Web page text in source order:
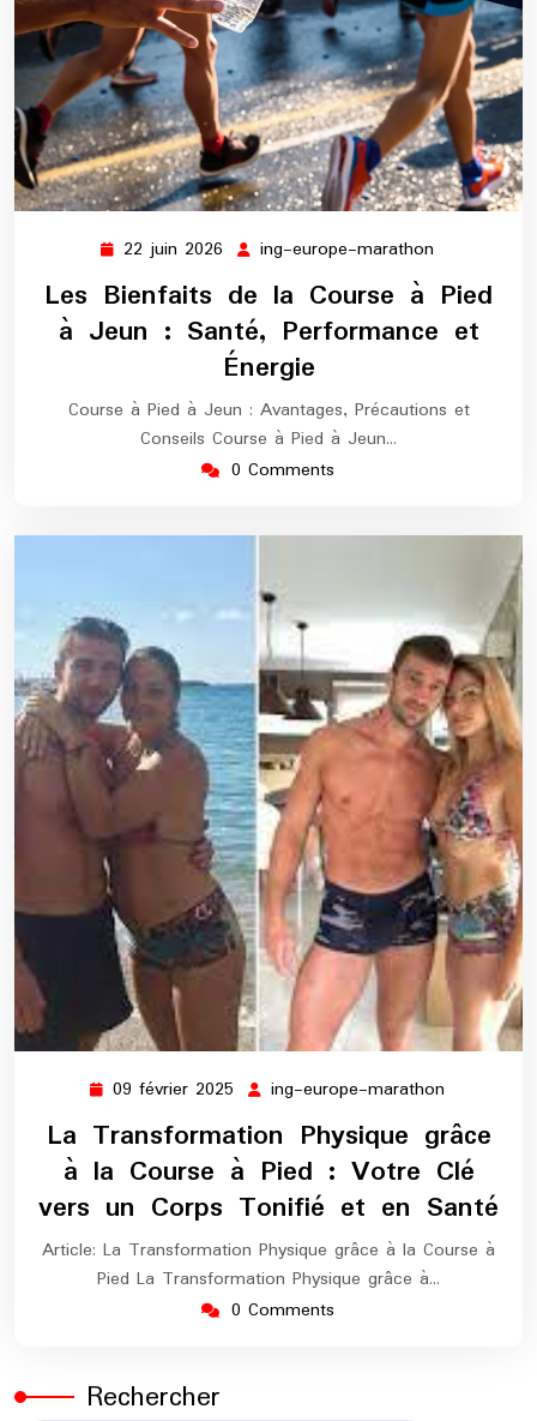
22 juin 2026 22
juin
2026
ing-europe-marathon
europe-
marathon
Les Bienfaits de la Course à Pied
à Jeun : Santé, Performance et
Énergie
Course à Pied à Jeun : Avantages, Précautions et
Conseils Course à Pied à Jeun…
0 Comments
09 février 2025 09
février
2025
ing-europe-marathon
europe-
marathon
La Transformation Physique grâce
à la Course à Pied : Votre Clé
vers un Corps Tonifié et en Santé
Article: La Transformation Physique grâce à la Course à
Pied La Transformation Physique grâce à…
0 Comments
Rechercher